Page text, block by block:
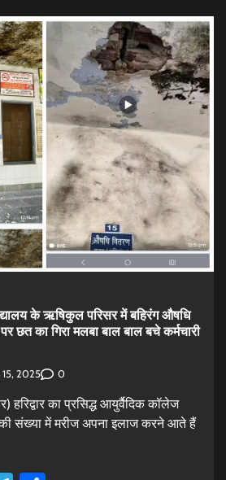
के ऋषिकुल परिसर में बहिरंग औषधि
छत का गिरा मलबा बाल बाल बचे कर्मचारी
2025 0
हरिद्वार का प्रसिद्ध आयुर्वैदिक कॉलेज
संख्या में मरीज अपना इलाज करने आते हैं